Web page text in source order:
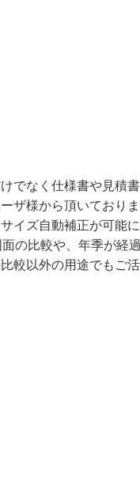
でなく仕様書や⾒積
ザ様から頂いておりま
イズ⾃動補正が可能
⾯の⽐較や、年季が経
較以外の⽤途でもご